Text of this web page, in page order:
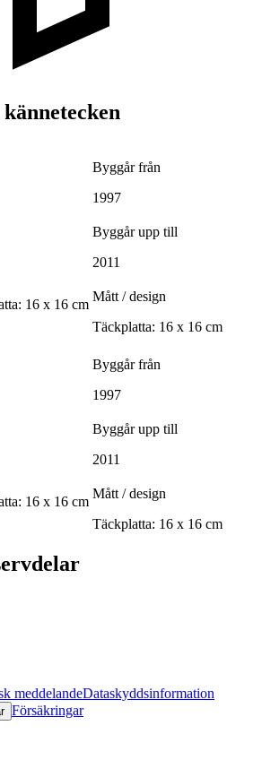
Byggår från
1997
Byggår upp till
2011
16 x 16 cm
Mått / design
Täckplatta: 16 x 16 cm
Byggår från
1997
Byggår upp till
2011
16 x 16 cm
Mått / design
Täckplatta: 16 x 16 cm
meddelandeDataskyddsinformation
Försäkringar